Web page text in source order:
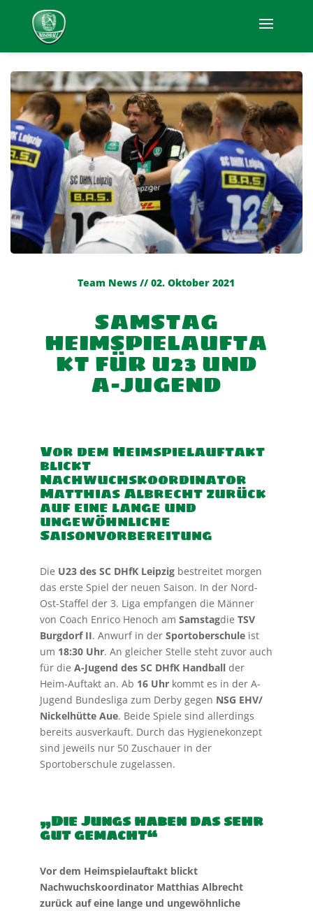
Team News // 02. Oktober 2021
SAMSTAG
HEIMSPIELAUFTA
KT FÜR U23 UND
A-JUGEND
Vor dem Heimspielauftakt
blickt
Nachwuchskoordinator
Matthias Albrecht zurück
auf eine lange und
ungewöhnliche
Saisonvorbereitung
Die U23 des SC DHfK Leipzigbestreitet morgen
das erste Spiel der neuen Saison. In der Nord-
Ost-Staffel der 3. Liga empfangen die Männer
von Coach Enrico Henoch am Samstagdie TSV
Burgdorf II. Anwurf in der Sportoberschuleist
um 18:30 Uhr. An gleicher Stelle steht zuvor auch
für die A-Jugend des SC DHfK Handballder
Heim-Auftakt an. Ab 16 Uhr kommt es in der A-
Jugend Bundesliga zum Derby gegen NSG EHV/
Nickelhütte Aue. Beide Spiele sind allerdings
bereits ausverkauft. Durch das Hygienekonzept
sind jeweils nur 50 Zuschauer in der
Sportoberschule zugelassen.
„Die Jungs haben das sehr
gut gemacht“
Vor dem Heimspielauftakt blickt
Nachwuchskoordinator Matthias Albrecht
zurück auf eine lange und ungewöhnliche